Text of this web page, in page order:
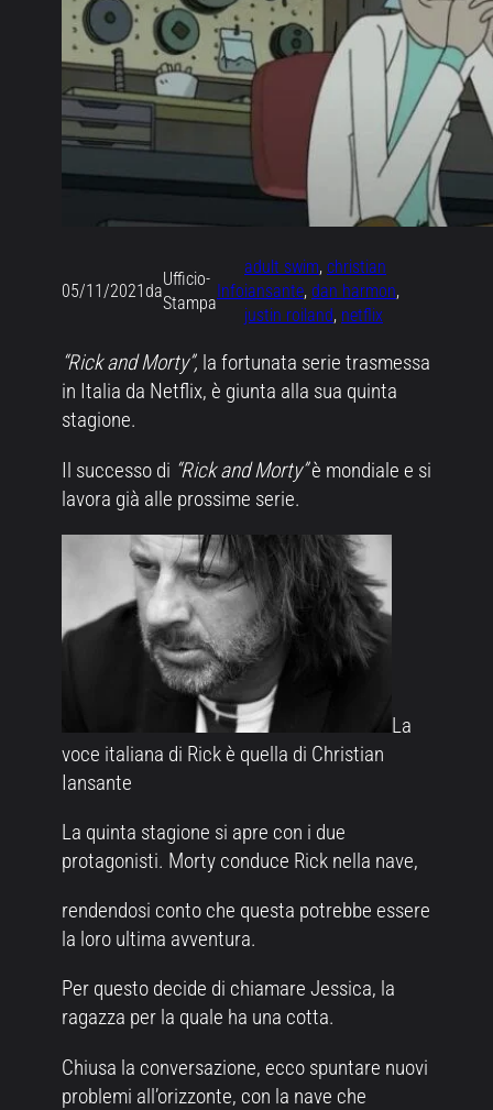
05/11/2021 da
Ufficio-
Stampa
Info
adult swim, christian
iansante, dan harmon
justin roiland, netflix
“Rick and Morty”, la fortunata serie trasmessa
in Italia da Netflix, è giunta alla sua quinta
stagione.
Il successo di “Rick and Morty”è mondiale e si
lavora già alle prossime serie.
La
voce italiana di Rick è quella di Christian
Iansante
La quinta stagione si apre con i due
protagonisti. Morty conduce Rick nella nave,
rendendosi conto che questa potrebbe essere
la loro ultima avventura.
Per questo decide di chiamare Jessica, la
ragazza per la quale ha una cotta.
Chiusa la conversazione, ecco spuntare nuovi
problemi all’orizzonte, con la nave che